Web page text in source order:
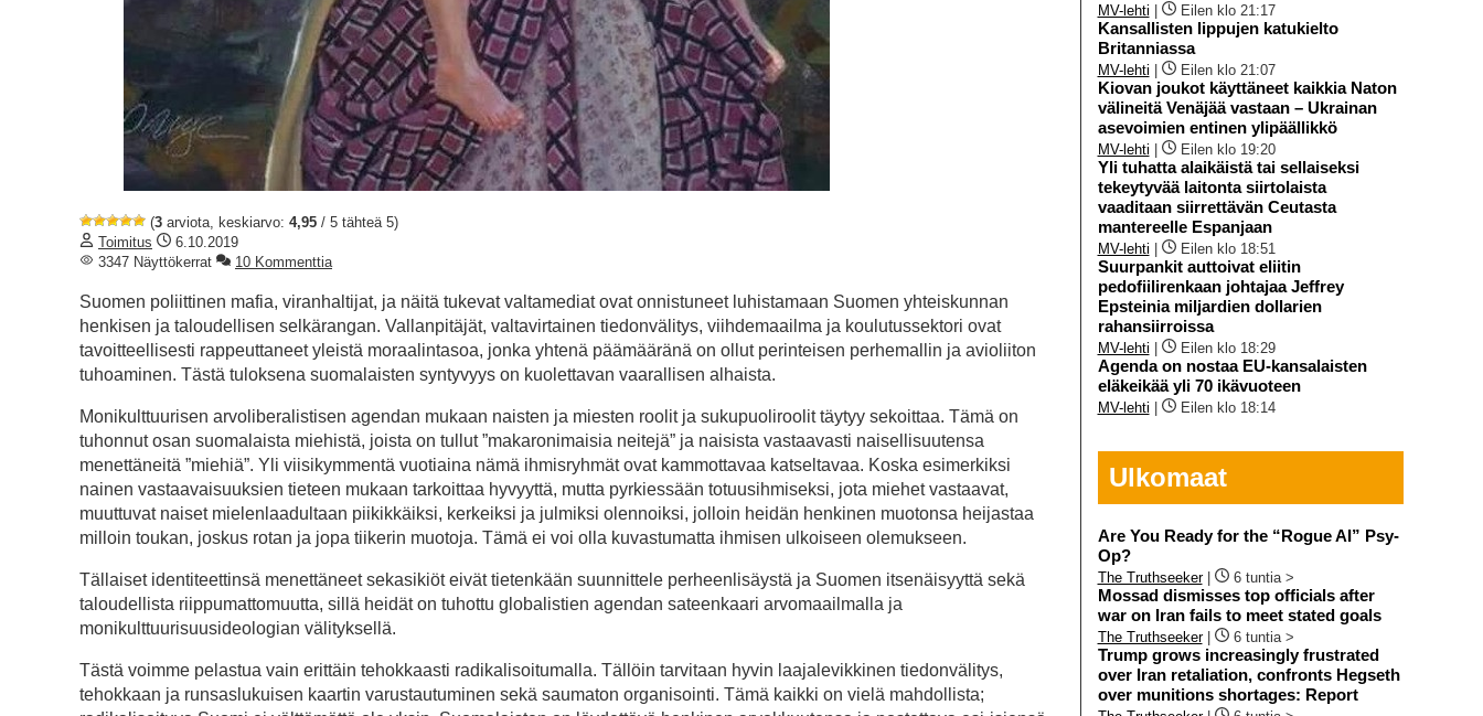
(3 arviota, keskiarvo: 4,95 / 5 tähteä 5)
Toimitus
6.10.2019
3347 Näyttökerrat
10 Kommenttia
Suomen poliittinen mafia, viranhaltijat, ja näitä tukevat valtamediat ovat onnistuneet luhistamaan Suomen yhteiskunnan
henkisen ja taloudellisen selkärangan. Vallanpitäjät, valtavirtainen tiedonvälitys, viihdemaailma ja koulutussektori ovat
tavoitteellisesti rappeuttaneet yleistä moraalintasoa, jonka yhtenä päämääränä on ollut perinteisen perhemallin ja avioliiton
tuhoaminen. Tästä tuloksena suomalaisten syntyvyys on kuolettavan vaarallisen alhaista.
Monikulttuurisen arvoliberalistisen agendan mukaan naisten ja miesten roolit ja sukupuoliroolit täytyy sekoittaa. Tämä on
tuhonnut osan suomalaista miehistä, joista on tullut ”makaronimaisia neitejä” ja naisista vastaavasti naisellisuutensa
menettäneitä ”miehiä”. Yli viisikymmentä vuotiaina nämä ihmisryhmät ovat kammottavaa katseltavaa. Koska esimerkiksi
nainen vastaavaisuuksien tieteen mukaan tarkoittaa hyvyyttä, mutta pyrkiessään totuusihmiseksi, jota miehet vastaavat,
muuttuvat naiset mielenlaadultaan piikikkäiksi, kerkeiksi ja julmiksi olennoiksi, jolloin heidän henkinen muotonsa heijastaa
milloin toukan, joskus rotan ja jopa tiikerin muotoja. Tämä ei voi olla kuvastumatta ihmisen ulkoiseen olemukseen.
Tällaiset identiteettinsä menettäneet sekasikiöt eivät tietenkään suunnittele perheenlisäystä ja Suomen itsenäisyyttä sekä
taloudellista riippumattomuutta, sillä heidät on tuhottu globalistien agendan sateenkaari arvomaailmalla ja
monikulttuurisuusideologian välityksellä.
Tästä voimme pelastua vain erittäin tehokkaasti radikalisoitumalla. Tällöin tarvitaan hyvin laajalevikkinen tiedonvälitys,
tehokkaan ja runsaslukuisen kaartin varustautuminen sekä saumaton organisointi. Tämä kaikki on vielä mahdollista;
MV-lehti Eilen klo 21:17
Kansallisten lippujen katukielto
Britanniassa
MV-lehti Eilen klo 21:07
Kiovan joukot käyttäneet kaikkia Naton
välineitä Venäjää vastaan – Ukrainan
asevoimien entinen ylipäällikkö
MV-lehti Eilen klo 19:20
Yli tuhatta alaikäistä tai sellaiseksi
tekeytyvää laitonta siirtolaista
vaaditaan siirrettävän Ceutasta
mantereelle Espanjaan
MV-lehti Eilen klo 18:51
Suurpankit auttoivat eliitin
pedofiilirenkaan johtajaa Jeffrey
Epsteinia miljardien dollarien
rahansiirroissa
MV-lehti Eilen klo 18:29
Agenda on nostaa EU-kansalaisten
eläkeikää yli 70 ikävuoteen
MV-lehti Eilen klo 18:14
Ulkomaat
Are You Ready for the “Rogue AI” Psy-
Op?
The Truthseeker| 6 tuntia >
Mossad dismisses top officials after
war on Iran fails to meet stated goals
The Truthseeker| 6 tuntia >
Trump grows increasingly frustrated
over Iran retaliation, confronts Hegseth
over munitions shortages: Report